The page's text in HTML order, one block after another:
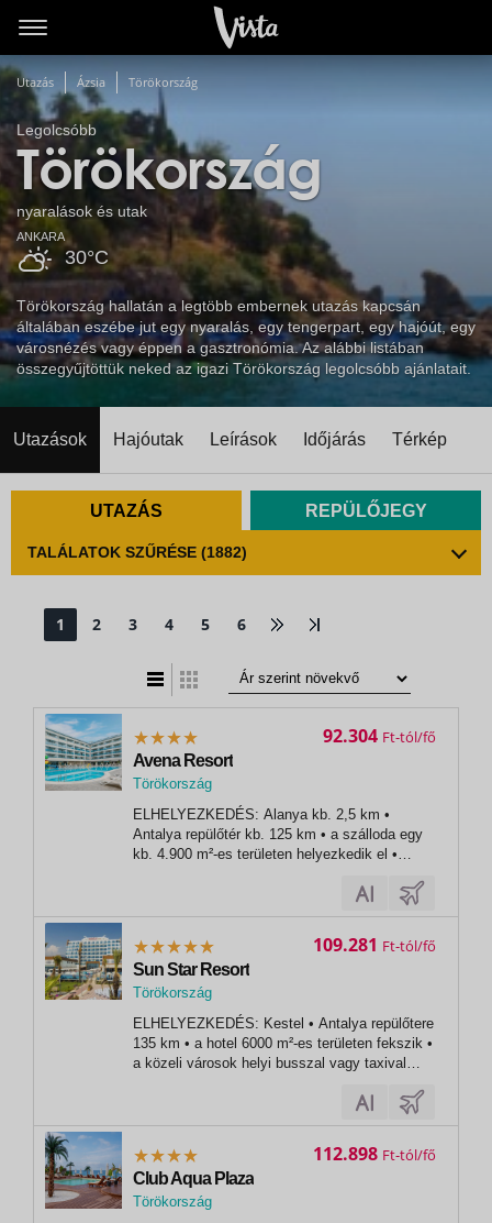
Utazás Ázsia Törökország
Legolcsóbb
Törökország
nyaralások és utak
30°C
ANKARA
Törökország hallatán a legtöbb embernek utazás kapcsán
általában eszébe jut egy nyaralás, egy tengerpart, egy hajóút, egy
városnézés vagy éppen a gasztronómia. Az alábbi listában
összegyűjtöttük neked az igazi Törökország legolcsóbb ajánlatait.
Utazások Hajóutak Leírások Időjárás Térkép
UTAZÁS REPÜLŐJEGY
TALÁLATOK SZŰRÉSE (1882)
1 2 3 4 5 6
Avena Resort
Törökország
Alanya
ELHELYEZKEDÉS: Alanya kb. 2,5 km •
Antalya repülőtér kb. 125 km • a szálloda egy
kb. 4.900 m²-es területen helyezkedik el •
szobaTENGERPART: kb. 250 m-re a
szállodától • homokos-kavicsos strand •
biztosítottakELLÁTÁS: all...
92.304 Ft
Sun Star Resort
Törökország
Alanya
ELHELYEZKEDÉS: Kestel • Antalya repülőtere
135 km • a hotel 6000 m²-es területen fekszik •
a közeli városok helyi busszal vagy taxival
akadálymentesített.STRAND: közvetlenül a
hotel mellett • homokos-aprókavicsos •
ingyenesen...
109.281 Ft
Club Aqua Plaza
Törökország
112.898 Ft